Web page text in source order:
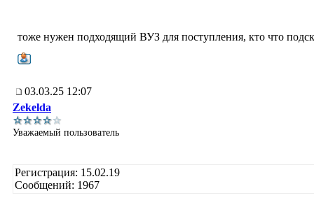
тоже нужен подходящий ВУЗ для поступления, кто что
03.03.25 12:07
Zekelda
Уважаемый пользователь
Регистрация: 15.02.19
Сообщений: 1967